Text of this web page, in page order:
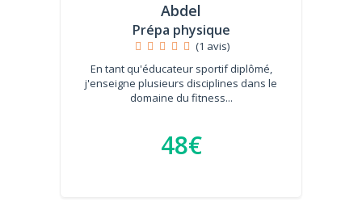
Abdel
Prépa physique
(1 avis)
En tant qu'éducateur sportif diplômé,
j'enseigne plusieurs disciplines dans le
domaine du fitness...
48€